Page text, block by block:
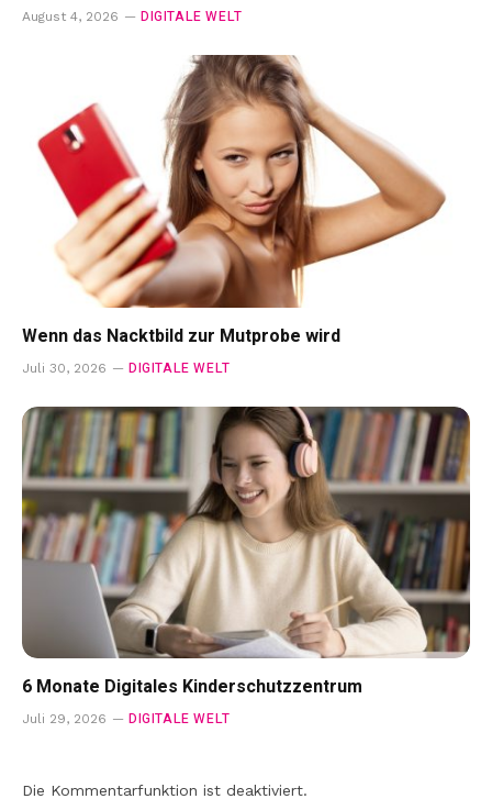
August 4, 2026 DIGITALE WELT
Wenn das Nacktbild zur Mutprobe wird
Juli 30, 2026 DIGITALE WELT
6 Monate Digitales Kinderschutzzentrum
Juli 29, 2026 DIGITALE WELT
Die Kommentarfunktion ist deaktiviert.